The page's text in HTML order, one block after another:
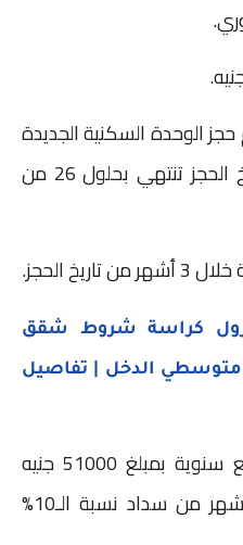
الوحدة السكنية الجديدة
تبلغ 20% خلال شهر من تاريخ الحجز تنتهي بحلول 26 من
كراسة شروط شقق
و متوسطي الدخل | تفاصيل
9- سداد دفعات الوحدات ربع سنوية بمبلغ 51000 جنيه
بعدد 5 دفعات تبدأ بعد 3 أشهر من سداد نسبة الـ10%